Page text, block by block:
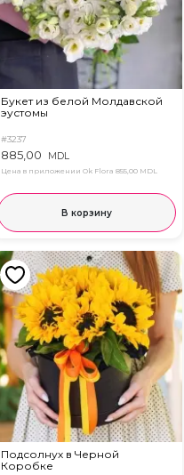
Букет из белой Молдавской
эустомы
#3237
885,00 MDL
Цена в приложении Ok Flora 855,00 MDL
В корзину
Подсолнух в Черной
Коробке